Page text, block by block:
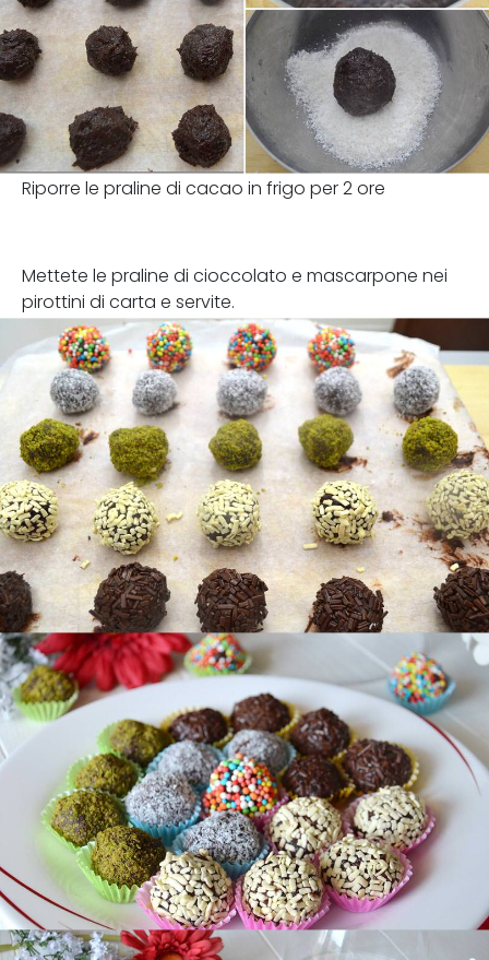
Riporre le praline di cacao in frigo per 2 ore
Mettete le praline di cioccolato e mascarpone nei
pirottini di carta e servite.